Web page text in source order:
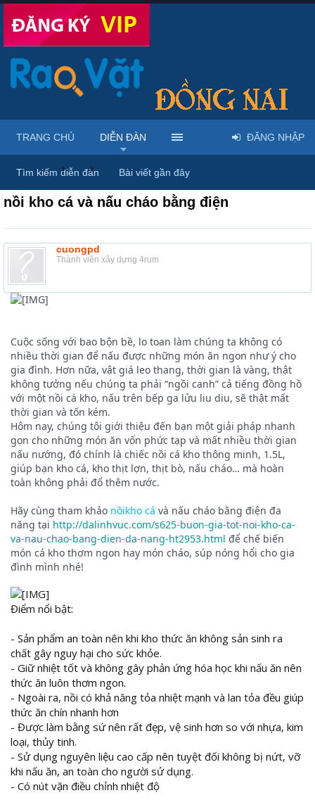
Diễn đàn ... Rao vặt tổng hợp - Uy tín - Miễn phí
nồi kho cá và nấu cháo bằng điện
cuongpd
Thành viên xây dựng 4rum
Cuộc sống với bao bộn bề, lo toan làm chúng ta không có
nhiều thời gian để nấu được những món ăn ngon như ý cho
gia đình. Hơn nữa, vật giá leo thang, thời gian là vàng, thật
không tưởng nếu chúng ta phải “ngồi canh” cả tiếng đồng hồ
với một nồi cá kho, nấu trên bếp ga lửu liu diu, sẽ thật mất
thời gian và tốn kém.
Hôm nay, chúng tôi giới thiệu đến bạn một giải pháp nhanh
gọn cho những món ăn vốn phức tạp và mất nhiều thời gian
nấu nướng, đó chính là chiếc nồi cá kho thông minh, 1.5L,
giúp bạn kho cá, kho thịt lợn, thịt bò, nấu cháo… mà hoàn
toàn không phải đổ thêm nước.
Hãy cùng tham khảo nồikho cá và nấu cháo bằng điện đa
năng tại http://dalinhvuc.com/s625-buon-gia-tot-noi-kho-ca-
va-nau-chao-bang-dien-da-nang-ht2953.html để chế biến
món cá kho thơm ngon hay món cháo, súp nóng hổi cho gia
đình mình nhé!
Điểm nổi bật:
- Sản phẩm an toàn nên khi kho thức ăn không sản sinh ra
chất gây nguy hại cho sức khỏe.
- Giữ nhiệt tốt và không gây phản ứng hóa học khi nấu ăn nên
thức ăn luôn thơm ngon.
- Ngoài ra, nồi có khả năng tỏa nhiệt mạnh và lan tỏa đều giúp
thức ăn chín nhanh hơn
- Được làm bằng sứ nên rất đẹp, vệ sinh hơn so với nhựa, kim
loại, thủy tinh.
- Sử dụng nguyên liệu cao cấp nên tuyệt đối không bị nứt, vỡ
khi nấu ăn, an toàn cho người sử dụng.
- Có nút vặn điều chỉnh nhiệt độ
TRANG CHỦ DIỄN ĐÀN
Tìm kiếm diễn đàn Bài viết gần đây
ĐĂNG NHẬP